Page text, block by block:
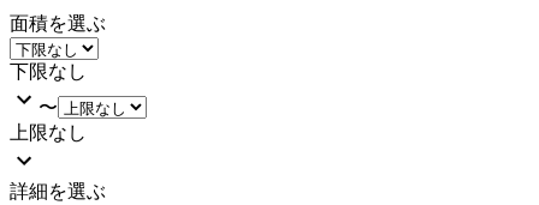
面積を選ぶ
下限なし
〜
上限なし
詳細を選ぶ